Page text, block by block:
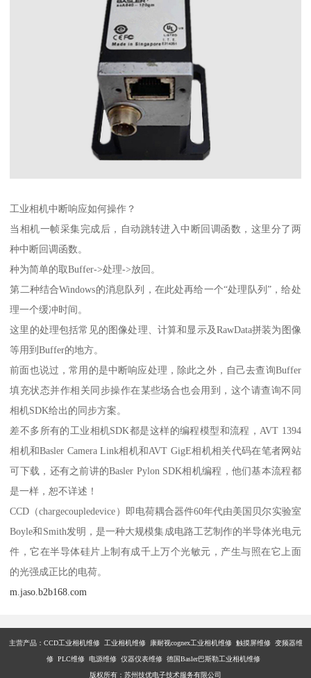
工业相机中断响应如何操作？
当相机一帧采集完成后，自动跳转进入中断回调函数，这里分了两
种中断回调函数。
种为简单的取Buffer->处理->放回。
第二种结合Windows的消息队列，在此处再给一个“处理队列”，给处
理一个缓冲时间。
这里的处理包括常见的图像处理、计算和显示及RawData拼装为图像
等用到Buffer的地方。
前面也说过，常用的是中断响应处理，除此之外，自己去查询Buffer
填充状态并作相关同步操作在某些场合也会用到，这个请查询不同
相机SDK给出的同步方案。
差不多所有的工业相机SDK都是这样的编程模型和流程，AVT 1394
相机和Basler Camera Link相机和AVT GigE相机相关代码在笔者网站
可下载，还有之前讲的Basler Pylon SDK相机编程，他们基本流程都
是一样，恕不详述！
CCD（chargecoupledevice）即电荷耦合器件60年代由美国贝尔实验室
Boyle和Smith发明，是一种大规模集成电路工艺制作的半导体光电元
件，它在半导体硅片上制有成千上万个光敏元，产生与照在它上面
的光强成正比的电荷。
m.jaso.b2b168.com
主营产品： CCD工业相机维修 工业相机维修 康耐视cognex工业相机维修 触摸屏维修 变频器维
修 PLC维修 电源维修 仪器仪表维修 德国Basler巴斯勒工业相机维修
版权所有：苏州技优电子技术服务有限公司